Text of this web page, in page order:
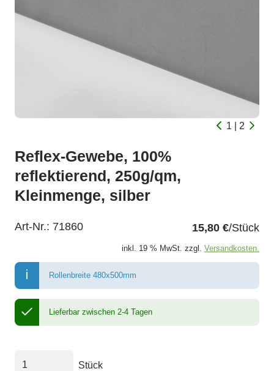
1 | 2
Reflex-Gewebe, 100%
reflektierend, 250g/qm,
Kleinmenge, silber
Art-Nr.: 71860 15,80 €/Stück
inkl. 19 % MwSt. zzgl. Versandkosten.
Rollenbreite 480x500mm
Lieferbar zwischen 2-4 Tagen
Stück